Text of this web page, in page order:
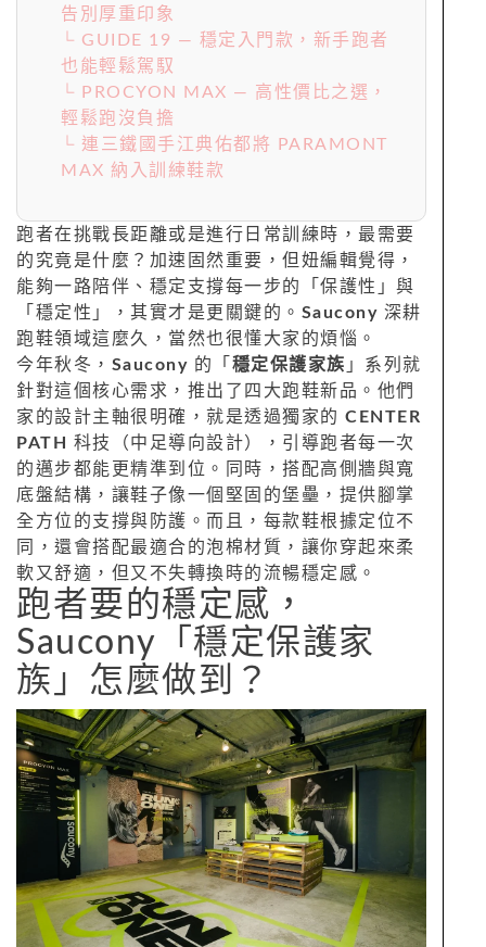
告別厚重印象
└ GUIDE 19 — 穩定入門款，新手跑者
也能輕鬆駕馭
└ PROCYON MAX — 高性價比之選，
輕鬆跑沒負擔
└ 連三鐵國手江典佑都將 PARAMONT
MAX 納入訓練鞋款
跑者在挑戰長距離或是進行日常訓練時，最需要
的究竟是什麼？加速固然重要，但妞編輯覺得，
能夠一路陪伴、穩定支撐每一步的「保護性」與
「穩定性」，其實才是更關鍵的。 Saucony 深耕
跑鞋領域這麼久，當然也很懂大家的煩惱。
今年秋冬， Saucony 的「 穩定保護家族 」系列就
針對這個核心需求，推出了四大跑鞋新品。他們
家的設計主軸很明確，就是透過獨家的 CENTER
PATH
科技（中足導向設計），引導跑者每一次
的邁步都能更精準到位。同時，搭配高側牆與寬
底盤結構，讓鞋子像一個堅固的堡壘，提供腳掌
全方位的支撐與防護。而且，每款鞋根據定位不
同，還會搭配最適合的泡棉材質，讓你穿起來柔
軟又舒適，但又不失轉換時的流暢穩定感。
跑者要的穩定感，
Saucony「穩定保護家
族」怎麼做到？